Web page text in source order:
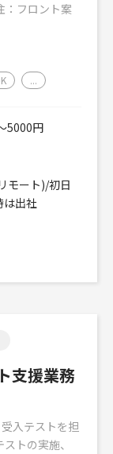
：フロント案
...
5000円
モート)/初日
は出社
支援業務
入テストを担
トの実施、